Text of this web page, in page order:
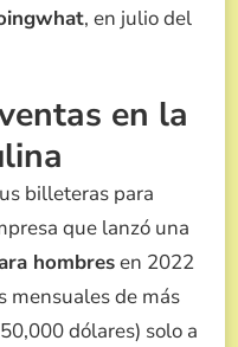
, en julio del
en la
billeteras para
que lanzó una
hombresen 2022
mensuales de más
dólares) solo a